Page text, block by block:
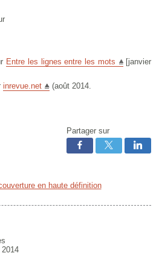
Entre les lignes entre les mots
[janvier
inrevue.net (août 2014.
Partager sur
en haute définition